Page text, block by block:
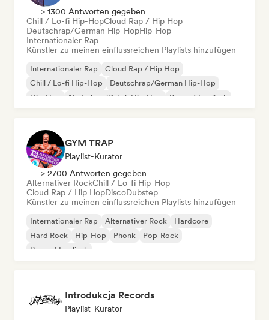
> 1300 Antworten gegeben
Chill / Lo-fi Hip-HopCloud Rap / Hip Hop
Deutschrap/German Hip-HopHip-Hop
Internationaler Rap
Künstler zu meinen einflussreichen Playlists hinzufügen
Internationaler Rap
Cloud Rap / Hip Hop
Chill / Lo-fi Hip-Hop
Deutschrap/German Hip-Hop
Hip-Hop
Nederhop/Dutch Hip-Hop
Rap auf Englisch
GYM TRAP
Playlist-Kurator
> 2700 Antworten gegeben
Alternativer RockChill / Lo-fi Hip-Hop
Cloud Rap / Hip HopDiscoDubstep
Künstler zu meinen einflussreichen Playlists hinzufügen
Internationaler Rap Alternativer Rock
Hardcore
Hard Rock
Hip-Hop Phonk
Pop-Rock
Rap auf Englisch
Introdukcja Records
Playlist-Kurator